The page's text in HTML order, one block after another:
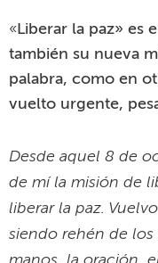
liberar la paz.
manos, la oración,
llaman de nuevo a
odio y la
violencia, el
del perdón.